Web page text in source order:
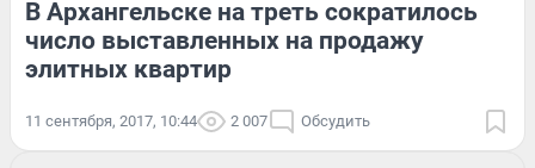
В Архангельске на треть сократилось
число выставленных на продажу
элитных квартир
11 сентября, 2017, 10:44 2 007 Обсудить